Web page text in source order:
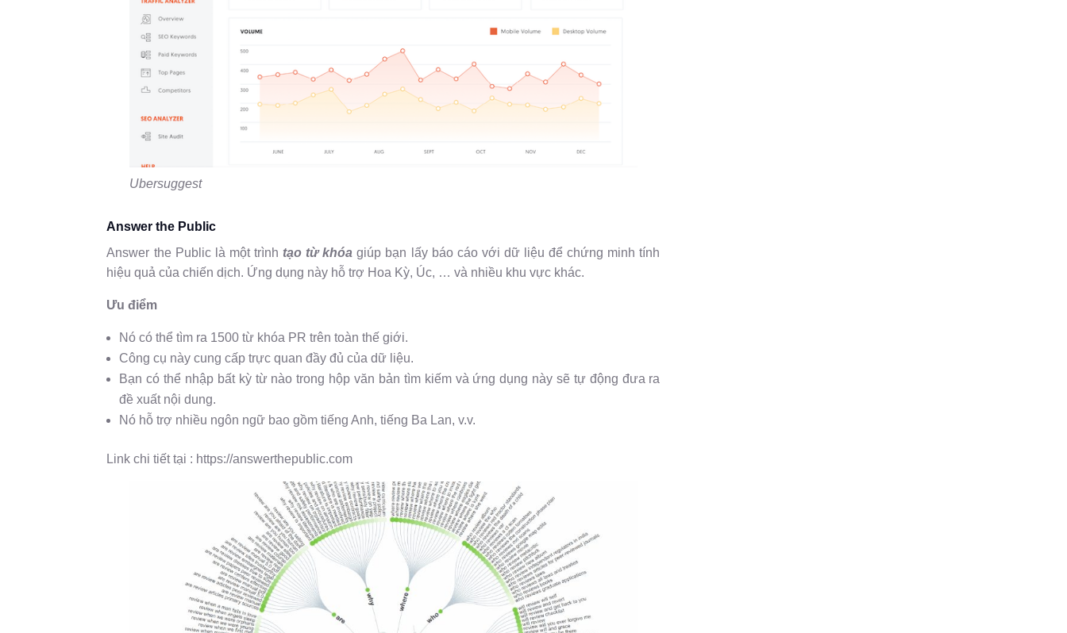
Ubersuggest
Answer the Public
Answer the Public là một trình tạo từ khóa giúp bạn lấy báo cáo với dữ liệu để chứng minh tính
hiệu quả của chiến dịch. Ứng dụng này hỗ trợ Hoa Kỳ, Úc, … và nhiều khu vực khác.
Ưu điểm
Nó có thể tìm ra 1500 từ khóa PR trên toàn thế giới.
Công cụ này cung cấp trực quan đầy đủ của dữ liệu.
Bạn có thể nhập bất kỳ từ nào trong hộp văn bản tìm kiếm và ứng dụng này sẽ tự động đưa ra
đề xuất nội dung.
Nó hỗ trợ nhiều ngôn ngữ bao gồm tiếng Anh, tiếng Ba Lan, v.v.
Link chi tiết tại : https://answerthepublic.com